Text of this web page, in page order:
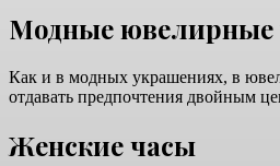
Модные
Как и в модных украшениях, в
отдавать предпочтения двойным
Женские часы